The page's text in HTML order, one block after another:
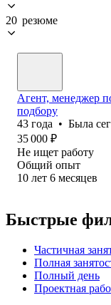
20 резюме
Агент, менеджер
подбору
43 года • Была
35 000 ₽
Не ищет работу
Общий опыт
10 лет 6 месяцев
Быстрые
Частичная
Полная
Полный день
Проектная